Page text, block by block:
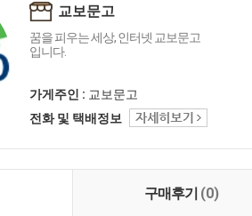
교보문고
꿈을 피우는 세상, 인터넷 교보문고
입니다.
가게주인 : 교보문고
전화 및 택배정보
구매후기 (0)